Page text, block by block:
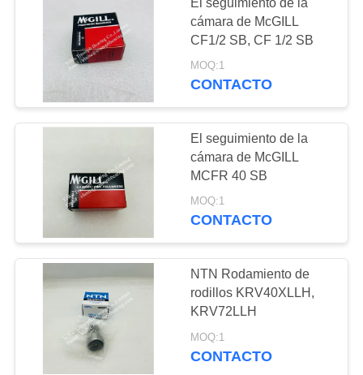
rodillos esféricos y
los rodamientos de
rodillos
autoalineables
Bloques de
deslizamiento y guía
lineal y rodamientos
lineales y bloques
de deslizamiento
23
Acceso excéntrico
cámara de McGILL
CF1/2 SB, CF 1/2 SB
MOQ:1
CONTACTO
El seguimiento de la
cámara de McGILL
MCFR 40 SB
MOQ:1
CONTACTO
NTN Rodamiento de
rodillos KRV40XLLH,
KRV72LLH
MOQ:1
CONTACTO